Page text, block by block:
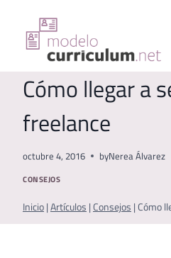
contenido
Cómo llegar a
freelance
octubre 4, 2016 byNerea Álvarez
CONSEJOS
Inicio | Artículos | Consejos | Cómo